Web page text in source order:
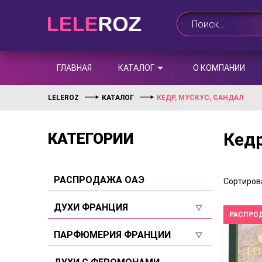
ГЛАВНАЯ КАТАЛОГ О КОМПАНИИ
LELEROZ КАТАЛОГ КЕДР, МУСКУС, САНДАЛ
КАТЕГОРИИ
РАСПРОДАЖА ОАЭ
ДУХИ ФРАНЦИЯ
Для женщин
ПАРФЮМЕРИЯ ФРАНЦИИ
Для женщин